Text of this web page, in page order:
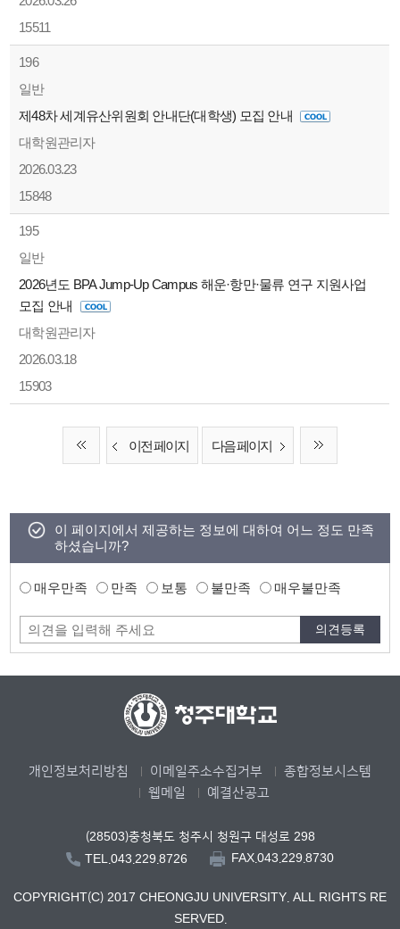
15511
196
일반
제48차 세계유산위원회 안내단(대학생) 모집 안내
대학원관리자
2026.03.23
15848
195
일반
2026년도 BPA Jump-Up Campus 해운·항만·물류 연구 지원사업
모집 안내
대학원관리자
2026.03.18
15903
이전 페이지 다음 페이지
이 페이지에서 제공하는 정보에 대하여 어느 정도 만족
하셨습니까?
매우만족 만족 보통 불만족 매우불만족
개인정보처리방침 이메일주소수집거부
종합정보시스템
웹메일
예결산공고
(28503)충청북도 청주시 청원구 대성로 298
TEL.043.229.8726
FAX.043.229.8730
COPYRIGHT(C) 2017 CHEONGJU UNIVERSITY. ALL RIGHTS RE
SERVED.